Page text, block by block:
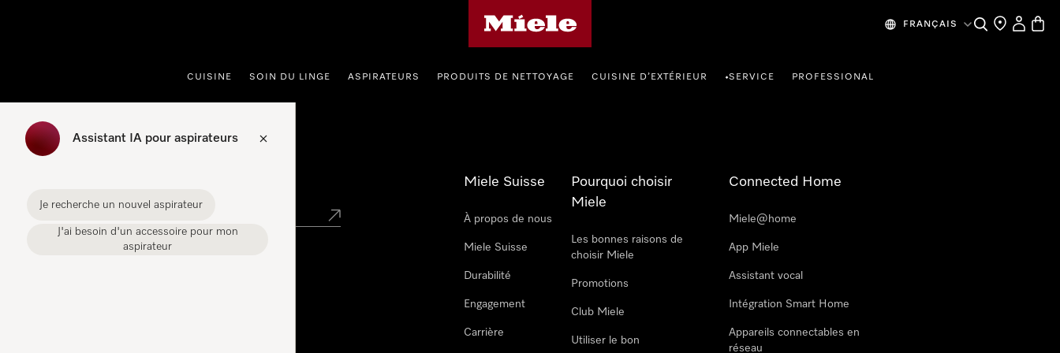
FRANÇAIS SearchFind a store
My
CUISINE SOIN DU LINGE ASPIRATEURS PRODUITS DE NETTOYAGE CUISINE D’EXTÉRIEUR •SERVICE PROFESSIONAL
Assistant IA pour aspirateurs
Je recherche un nouvel aspirateur
J'ai besoin d'un accessoire pour mon
aspirateur
Miele Suisse
À propos de nous
Miele Suisse
Durabilité
Engagement
Carrière
Pourquoi choisir
Miele
Les bonnes raisons de
choisir Miele
Promotions
Club Miele
Utiliser le bon
Connected Home
Miele@home
App Miele
Assistant vocal
Intégration Smart Home
Appareils connectables en
réseau